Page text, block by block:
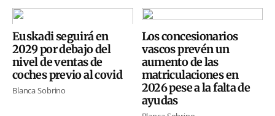
Euskadi seguirá en
2029 por debajo del
nivel de ventas de
coches previo al covid
Blanca Sobrino
Los concesionarios
vascos prevén un
aumento de las
matriculaciones en
2026 pese a la falta de
ayudas